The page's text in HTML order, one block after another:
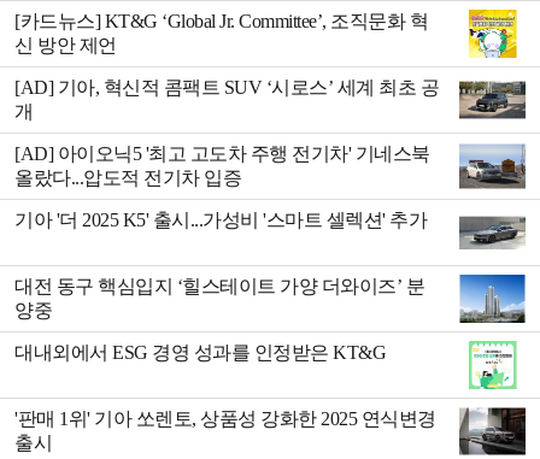
[카드뉴스] KT&G ‘Global Jr. Committee’, 조직문화 혁
신 방안 제언
[AD] 기아, 혁신적 콤팩트 SUV ‘시로스’ 세계 최초 공
개
[AD] 아이오닉5 '최고 고도차 주행 전기차' 기네스북
올랐다...압도적 전기차 입증
기아 '더 2025 K5' 출시...가성비 '스마트 셀렉션' 추가
대전 동구 핵심입지 ‘힐스테이트 가양 더와이즈’ 분
양중
대내외에서 ESG 경영 성과를 인정받은 KT&G
'판매 1위' 기아 쏘렌토, 상품성 강화한 2025 연식변경
출시